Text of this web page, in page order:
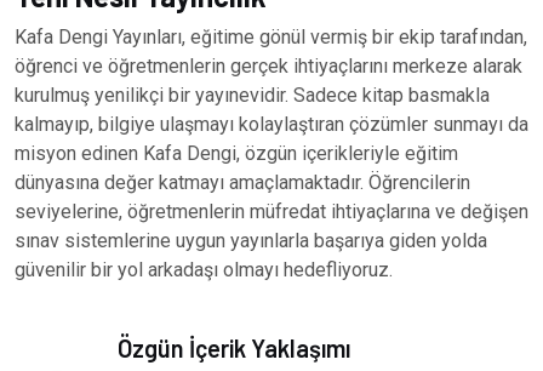
Kafa Dengi Yayınları, eğitime gönül vermiş bir ekip tarafından,
öğrenci ve öğretmenlerin gerçek ihtiyaçlarını merkeze alarak
kurulmuş yenilikçi bir yayınevidir. Sadece kitap basmakla
kalmayıp, bilgiye ulaşmayı kolaylaştıran çözümler sunmayı da
misyon edinen Kafa Dengi, özgün içerikleriyle eğitim
dünyasına değer katmayı amaçlamaktadır. Öğrencilerin
seviyelerine, öğretmenlerin müfredat ihtiyaçlarına ve değişen
sınav sistemlerine uygun yayınlarla başarıya giden yolda
güvenilir bir yol arkadaşı olmayı hedefliyoruz.
Özgün İçerik Yaklaşımı